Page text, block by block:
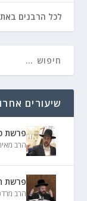
לכל הרבנים
שיעורים
פרשת
הרב
פרשת
הרב